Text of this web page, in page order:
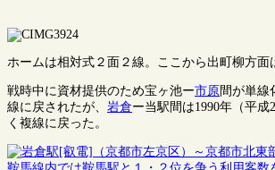
ホームは相対式２面２線。ここから出町柳方面
戦時中に資材提供のため宝ヶ池ー市原間が単線
線に戻されたが、 岩倉ー当駅間は1990年（平
く複線に戻った。